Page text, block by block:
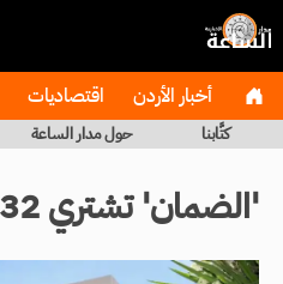
أخبار الأردن اقتصاديات
كتَّابنا حول مدار الساعة
'الضمان' تشتري 32 ألف سهم